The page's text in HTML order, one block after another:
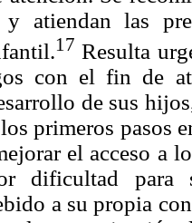
y atiendan las
17 Resulta
con el fin de
de sus
primeros pasos
el acceso a
dificultad para
a su propia